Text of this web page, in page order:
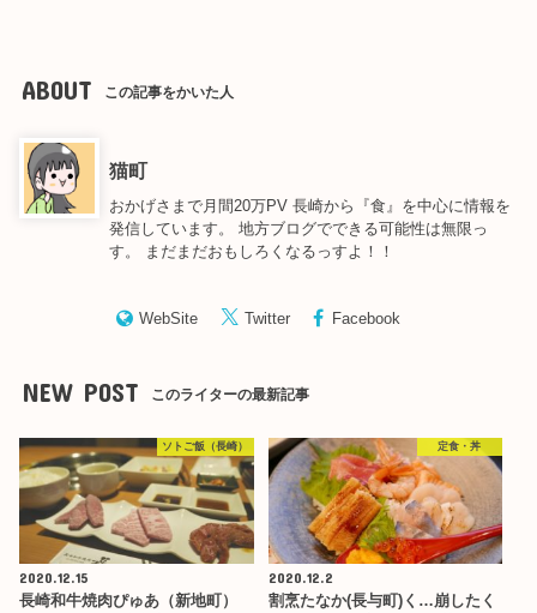
ABOUT この記事をかいた人
猫町
おかげさまで月間20万PV 長崎から『食』を中心に情報を
発信しています。 地方ブログでできる可能性は無限っ
す。 まだまだおもしろくなるっすよ！！
WebSite Twitter Facebook
NEW POST このライターの最新記事
ソトご飯（長崎）
2020.12.15
長崎和牛焼肉ぴゅあ（新地町）
定食・丼
2020.12.2
割烹たなか(長与町)く…崩したく